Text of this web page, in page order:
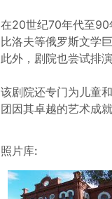
在20世纪70年代至90
比洛夫等俄罗斯文学
此外，剧院也尝试排
该剧院还专门为儿童
团因其卓越的艺术成
照片库: